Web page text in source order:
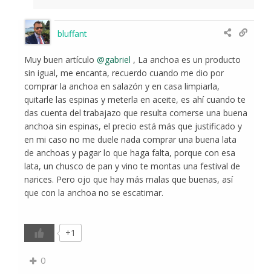
bluffant
Muy buen artículo@gabriel , La anchoa es un producto
sin igual, me encanta, recuerdo cuando me dio por
comprar la anchoa en salazón y en casa limpiarla,
quitarle las espinas y meterla en aceite, es ahí cuando te
das cuenta del trabajazo que resulta comerse una buena
anchoa sin espinas, el precio está más que justificado y
en mi caso no me duele nada comprar una buena lata
de anchoas y pagar lo que haga falta, porque con esa
lata, un chusco de pan y vino te montas una festival de
narices. Pero ojo que hay más malas que buenas, así
que con la anchoa no se escatimar.
+1
0